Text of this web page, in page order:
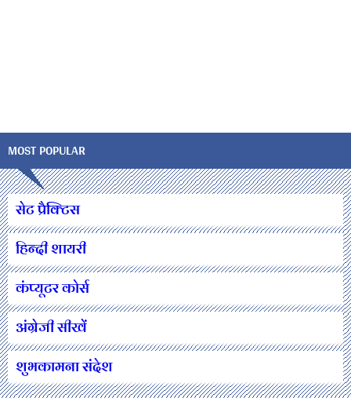
MOST POPULAR
सेट प्रैक्टिस
हिन्दी शायरी
कंप्यूटर कोर्स
अंग्रेजी सीखें
शुभकामना संदेश